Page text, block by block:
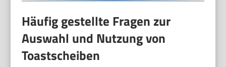
Häufig gestellte Fragen zur
Auswahl und Nutzung von
Toastscheiben